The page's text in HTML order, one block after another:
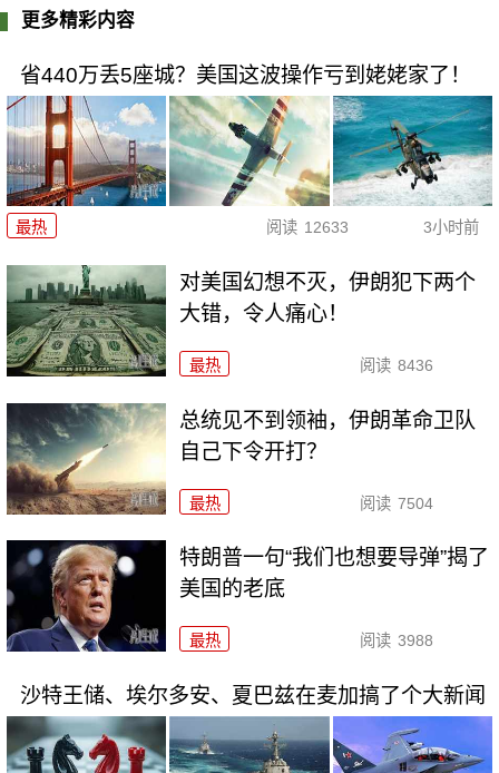
更多精彩内容
省440万丢5座城？美国这波操作亏到姥姥家了！
最热 阅读 12633 3小时前
对美国幻想不灭，伊朗犯下两个
大错，令人痛心！
最热 阅读 8436
总统见不到领袖，伊朗革命卫队
自己下令开打？
最热 阅读 7504
特朗普一句“我们也想要导弹”揭了
美国的老底
最热 阅读 3988
沙特王储、埃尔多安、夏巴兹在麦加搞了个大新闻